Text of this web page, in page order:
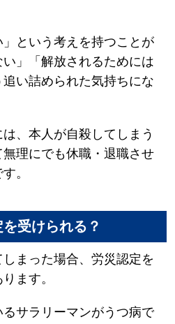
」という考えを持つことが
」「解放されるためには
い詰められた気持ちにな
、本人が自殺してしまう
理にでも休職・退職させ
。
受けられる？
まった場合、労災認定を
ます。
サラリーマンがうつ病で